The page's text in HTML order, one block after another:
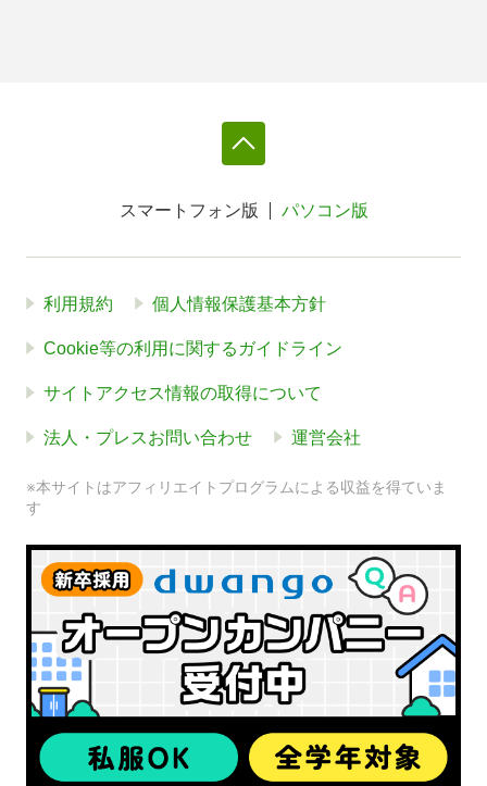
スマートフォン版 パソコン版
利用規約 個人情報保護基本方針
Cookie等の利用に関するガイドライン
サイトアクセス情報の取得について
法人・プレスお問い合わせ 運営会社
※本サイトはアフィリエイトプログラムによる収益を得ていま
す